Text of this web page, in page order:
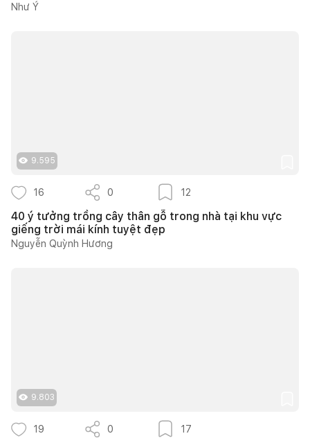
Như Ý
9.595
16 0 12
40 ý tưởng trồng cây thân gỗ trong nhà tại khu vực
giếng trời mái kính tuyệt đẹp
Nguyễn Quỳnh Hương
9.803
19 0 17